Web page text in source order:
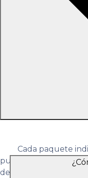
Cada paquete
puede incluir
dependen del plan